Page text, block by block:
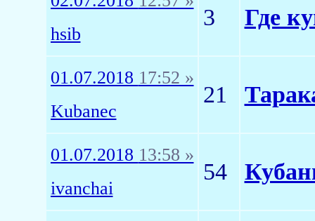
hsib
3 Где
01.07.2018 17:52 »
Kubanec
21
01.07.2018 13:58 »
ivanchai
54